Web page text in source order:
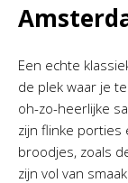
Een echte
de plek waar je
oh-zo-heerlijke
zijn flinke porties
broodjes, zoals
zijn vol van